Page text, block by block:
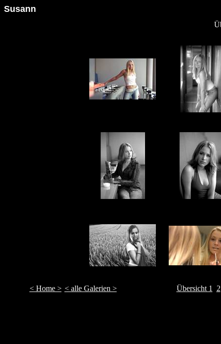
Susann
< Home > < alle Galerien > Übersicht 1 2